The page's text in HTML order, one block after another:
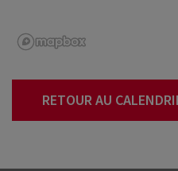
RETOUR AU